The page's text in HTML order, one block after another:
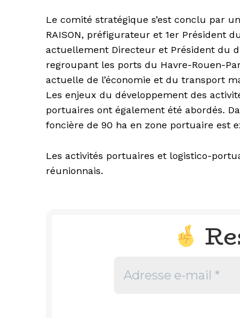
Le comité stratégique s’est conclu par
RAISON, préfigurateur et 1er Président
actuellement Directeur et Président du
regroupant les ports du Havre-Rouen-
actuelle de l’économie et du transport
Les enjeux du développement des
portuaires ont également été abordés.
foncière de 90 ha en zone portuaire est
Les activités portuaires et logistico-
réunionnais.